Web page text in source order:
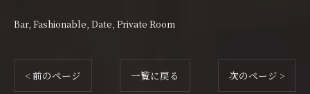
Bar Fashionable Date Private Room
< 前のページ 一覧に戻る 次のページ >